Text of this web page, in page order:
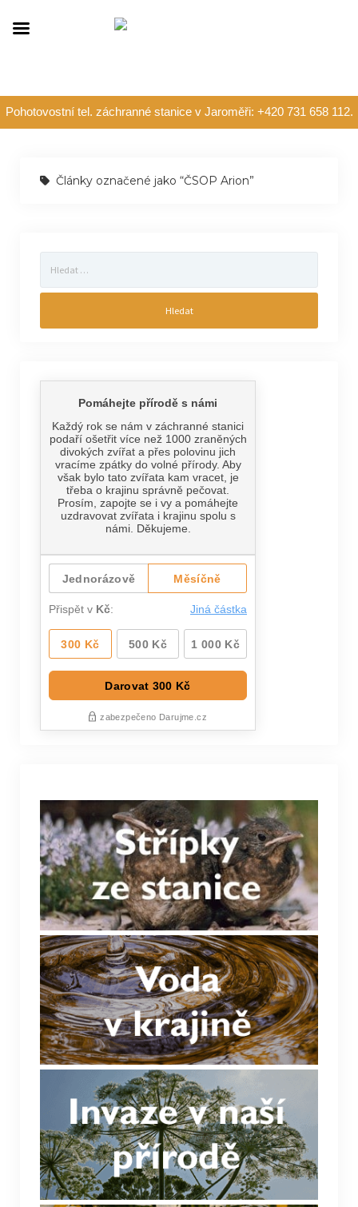
Pohotovostní tel. záchranné stanice v Jaroměři: +420 731 658 112.
Články označené jako “ČSOP Arion”